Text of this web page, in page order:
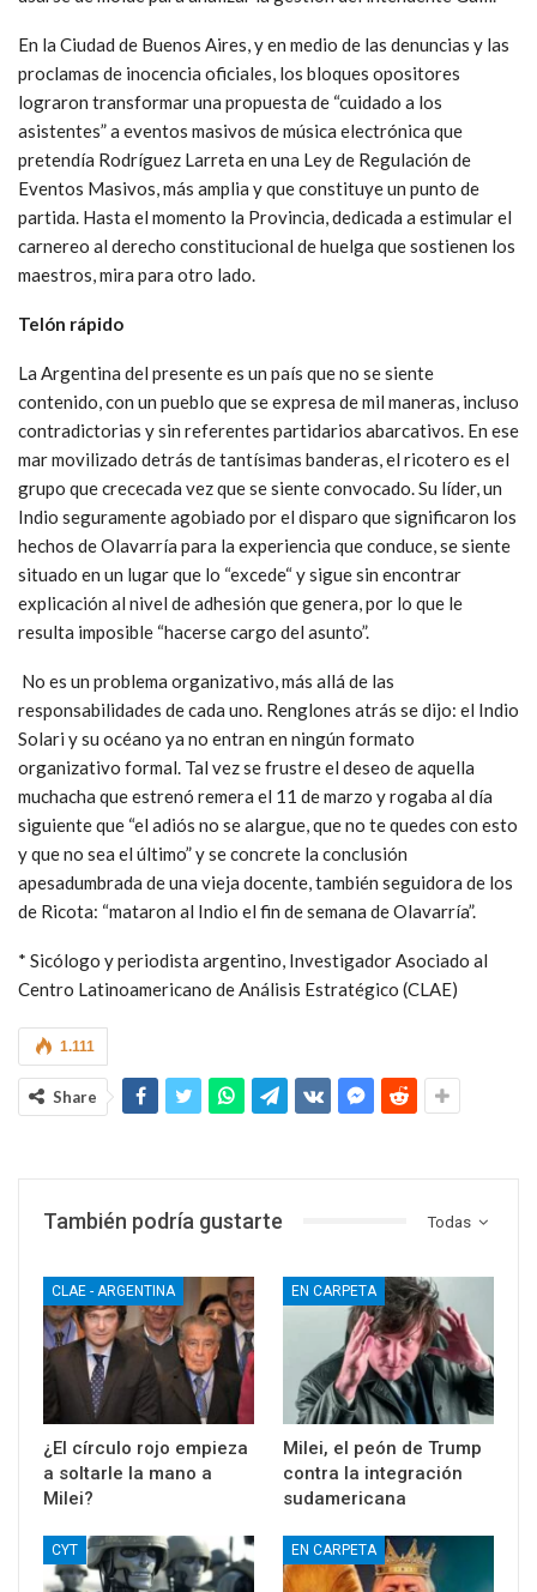
En la Ciudad de Buenos Aires, y en medio de las denuncias y las
proclamas de inocencia oficiales, los bloques opositores
lograron transformar una propuesta de “cuidado a los
asistentes” a eventos masivos de música electrónica que
pretendía Rodríguez Larreta en una Ley de Regulación de
Eventos Masivos, más amplia y que constituye un punto de
partida. Hasta el momento la Provincia, dedicada a estimular el
carnereo al derecho constitucional de huelga que sostienen los
maestros, mira para otro lado.
Telón rápido
La Argentina del presente es un país que no se siente
contenido, con un pueblo que se expresa de mil maneras, incluso
contradictorias y sin referentes partidarios abarcativos. En ese
mar movilizado detrás de tantísimas banderas, el ricotero es el
grupo que crececada vez que se siente convocado. Su líder, un
Indio seguramente agobiado por el disparo que significaron los
hechos de Olavarría para la experiencia que conduce, se siente
situado en un lugar que lo “excede“ y sigue sin encontrar
explicación al nivel de adhesión que genera, por lo que le
resulta imposible “hacerse cargo del asunto”.
No es un problema organizativo, más allá de las
responsabilidades de cada uno. Renglones atrás se dijo: el Indio
Solari y su océano ya no entran en ningún formato
organizativo formal. Tal vez se frustre el deseo de aquella
muchacha que estrenó remera el 11 de marzo y rogaba al día
siguiente que “el adiós no se alargue, que no te quedes con esto
y que no sea el último” y se concrete la conclusión
apesadumbrada de una vieja docente, también seguidora de los
de Ricota: “mataron al Indio el fin de semana de Olavarría”.
* Sicólogo y periodista argentino, Investigador Asociado al
Centro Latinoamericano de Análisis Estratégico (CLAE)
1.111
Share
Todas
También podría gustarte
CLAE - ARGENTINA
¿El círculo rojo empieza
a soltarle la mano a
Milei?
EN CARPETA
Milei, el peón de Trump
contra la integración
sudamericana
CYT EN CARPETA